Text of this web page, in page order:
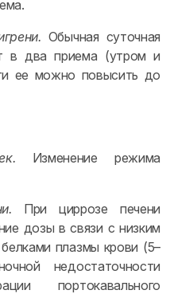
Обычная суточная
в два приема (утром и
ее можно повысить до
Изменение режима
При циррозе печени
дозы в связи с низким
плазмы крови (5–
недостаточности
портокавального